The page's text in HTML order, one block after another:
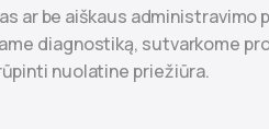
ar be aiškaus administravimo
diagnostiką, sutvarkome
nuolatine priežiūra.